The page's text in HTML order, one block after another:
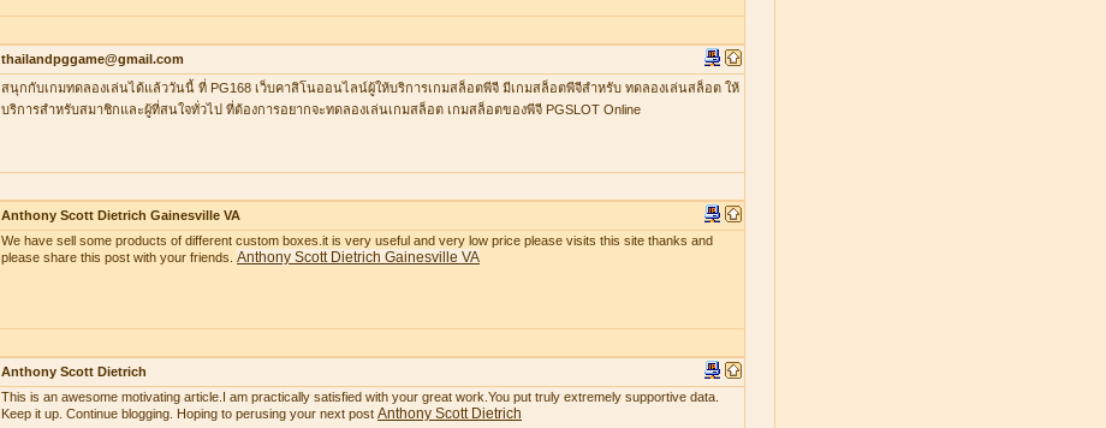
thailandpggame@gmail.com
สนุกกับเกมทดลองเล่นได้แล้ววันนี้ ที่ PG168 เว็บคาสิโนออนไลน์ผู้ให้บริการเกมสล็อตพีจี มีเกมสล็อตพีจีสำหรับ ทดลองเล่นสล็อต ให้
บริการสำหรับสมาชิกและผู้ที่สนใจทั่วไป ที่ต้องการอยากจะทดลองเล่นเกมสล็อต เกมสล็อตของพีจี PGSLOT Online
Anthony Scott Dietrich Gainesville VA
We have sell some products of different custom boxes.it is very useful and very low price please visits this site thanks and
please share this post with your friends. Anthony Scott Dietrich Gainesville VA
Anthony Scott Dietrich
This is an awesome motivating article.I am practically satisfied with your great work.You put truly extremely supportive data.
Keep it up. Continue blogging. Hoping to perusing your next post Anthony Scott Dietrich